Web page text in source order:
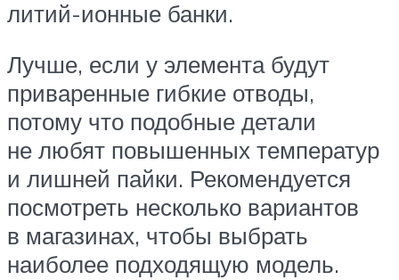
литий-ионные банки.
Лучше, если у элемента будут
приваренные гибкие отводы,
потому что подобные детали
не любят повышенных температур
и лишней пайки. Рекомендуется
посмотреть несколько вариантов
в магазинах, чтобы выбрать
наиболее подходящую модель.